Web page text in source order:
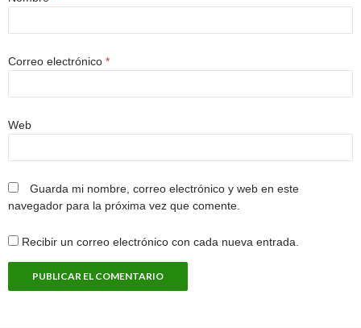
Correo electrónico *
Web
Guarda mi nombre, correo electrónico y web en este
navegador para la próxima vez que comente.
Recibir un correo electrónico con cada nueva entrada.